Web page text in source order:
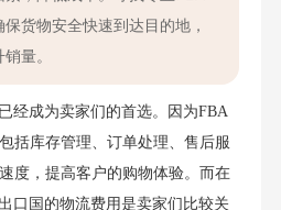
货物安全快速到达目的地，
量。
经成为卖家们的首选。因为FBA
括库存管理、订单处理、售后服
度，提高客户的购物体验。而在
口国的物流费用是卖家们比较关